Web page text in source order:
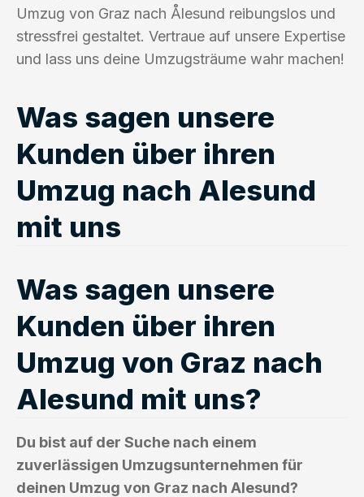
Umzug von Graz nach Ålesund reibungslos und
stressfrei gestaltet. Vertraue auf unsere Expertise
und lass uns deine Umzugsträume wahr machen!
Was sagen unsere
Kunden über ihren
Umzug nach Alesund
mit uns
Was sagen unsere
Kunden über ihren
Umzug von Graz nach
Alesund mit uns?
Du bist auf der Suche nach einem
zuverlässigen Umzugsunternehmen für
deinen Umzug von Graz nach Alesund?